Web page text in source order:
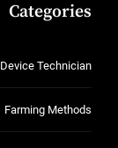
Categories
Device Technician
Farming Methods